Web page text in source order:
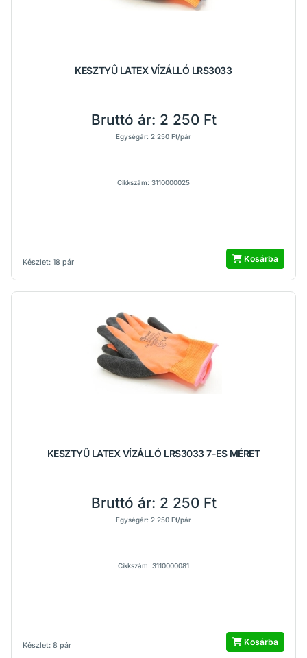
KESZTYÛ LATEX VÍZÁLLÓ LRS3033
Készlet: 18 pár
Bruttó ár: 2 250 Ft
Egységár: 2 250 Ft/pár
Cikkszám: 3110000025
Kosárba
KESZTYÛ LATEX VÍZÁLLÓ LRS3033 7-ES MÉRET
Készlet: 8 pár
Bruttó ár: 2 250 Ft
Egységár: 2 250 Ft/pár
Cikkszám: 3110000081
Kosárba